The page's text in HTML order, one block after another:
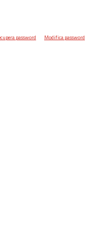
password Modifica password